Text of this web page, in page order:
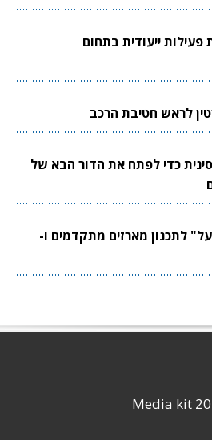
ייעודית בתחום
לראש חטיבת הרכב
כדי לפתח את הדור הבא של
לתכנון מארזים מתקדמים ו-
Media kit